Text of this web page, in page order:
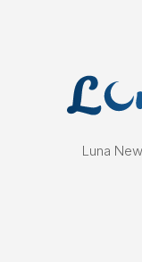
Luna